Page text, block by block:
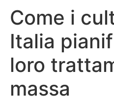
Come i
Italia
loro
massa